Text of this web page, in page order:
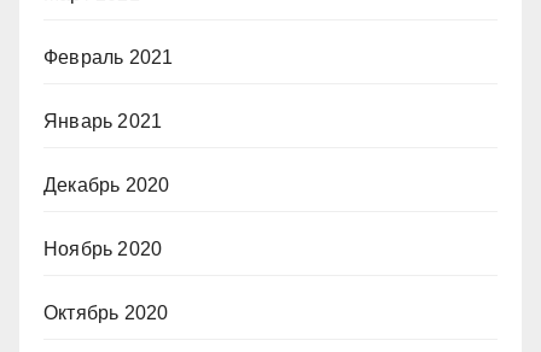
Февраль 2021
Январь 2021
Декабрь 2020
Ноябрь 2020
Октябрь 2020